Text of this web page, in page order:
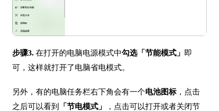
步骤3. 在打开的电脑电源模式中勾选「节能模式」 即
可，这样就打开了电脑省电模式。
另外，有的电脑任务栏右下角会有一个电池图标，点击
之后可以看到
「节电模式」
，点击可以打开或者关闭节